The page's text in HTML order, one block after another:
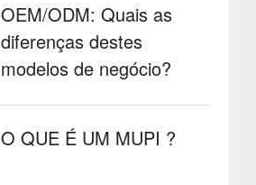
OEM/ODM: Quais as
diferenças destes
modelos de negócio?
O QUE É UM MUPI ?